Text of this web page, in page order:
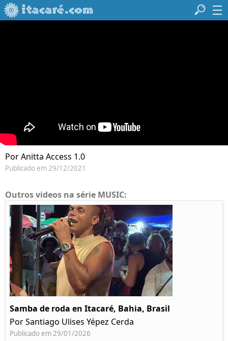
Por Anitta Access 1.0
Publicado em 29/12/2021
Outros videos na série MUSIC:
Samba de roda en Itacaré, Bahia, Brasil
Por Santiago Ulises Yépez Cerda
Publicado em 29/01/2026